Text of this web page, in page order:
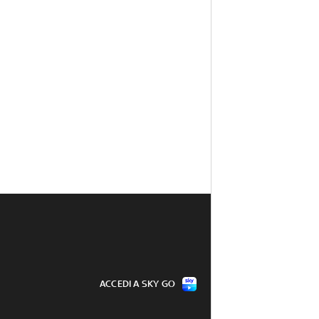
ACCEDI A SKY GO